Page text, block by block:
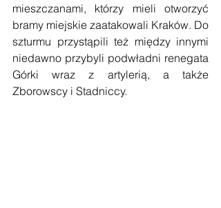
mieszczanami, którzy mieli otworzyć
bramy miejskie zaatakowali Kraków. Do
szturmu przystąpili też między innymi
niedawno przybyli podwładni renegata
Górki wraz z artylerią, a także
Zborowscy i Stadniccy.